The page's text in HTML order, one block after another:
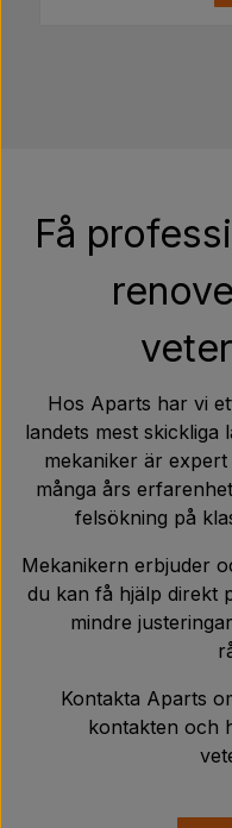
Få
Hos Aparts har vi
landets mest skickliga
mekaniker är
många års
felsökning på
Mekanikern erbjuder
du kan få hjälp direkt
mindre
Kontakta Aparts
kontakten och